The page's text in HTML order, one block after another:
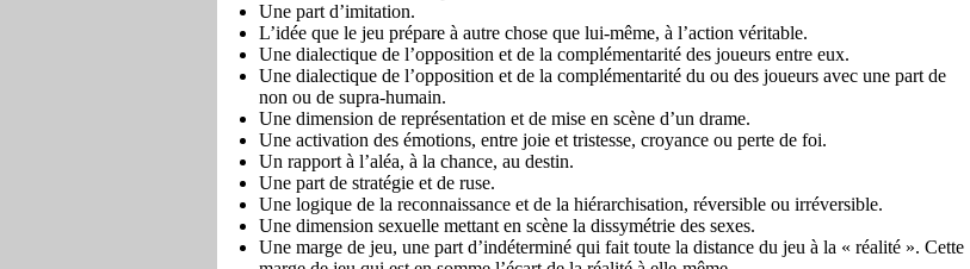
Une part d’imitation.
L’idée que le jeu prépare à autre chose que lui-même, à l’action véritable.
Une dialectique de l’opposition et de la complémentarité des joueurs entre eux.
Une dialectique de l’opposition et de la complémentarité du ou des joueurs avec une part de
non ou de supra-humain.
Une dimension de représentation et de mise en scène d’un drame.
Une activation des émotions, entre joie et tristesse, croyance ou perte de foi.
Un rapport à l’aléa, à la chance, au destin.
Une part de stratégie et de ruse.
Une logique de la reconnaissance et de la hiérarchisation, réversible ou irréversible.
Une dimension sexuelle mettant en scène la dissymétrie des sexes.
Une marge de jeu, une part d’indéterminé qui fait toute la distance du jeu à la « réalité ». Cette